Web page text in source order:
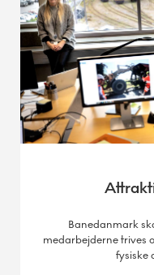
Banedanmark
medarbejderne trives
fysiske